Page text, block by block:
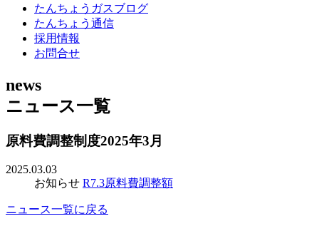
たんちょうガスブログ
たんちょう通信
採用情報
お問合せ
news
ニュース一覧
原料費調整制度2025年3月
2025.03.03
お知らせ R7.3原料費調整額
ニュース一覧に戻る